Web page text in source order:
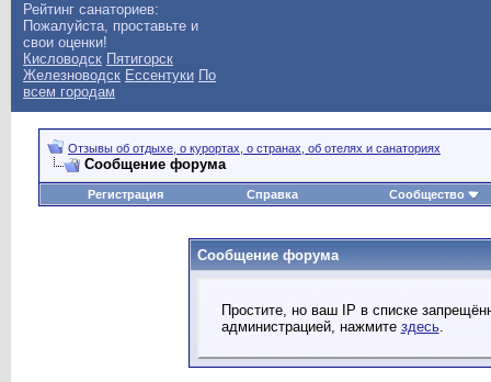
Рейтинг санаториев:
Пожалуйста, проставьте и
свои оценки!
Кисловодск Пятигорск
Железноводск Ессентуки По
всем городам
Отзывы об отдыхе, о курортах, о странах, об отелях и санаториях
Сообщение форума
Регистрация Справка Сообщество
Сообщение форума
Простите, но ваш IP в списке
администрацией, нажмите здесь.